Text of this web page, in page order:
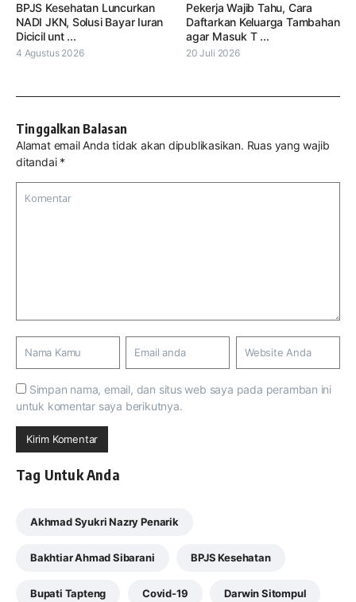
BPJS Kesehatan Luncurkan
NADI JKN, Solusi Bayar Iuran
Dicicil unt ...
4 Agustus 2026
Pekerja Wajib Tahu, Cara
Daftarkan Keluarga Tambahan
agar Masuk T ...
20 Juli 2026
Tinggalkan Balasan
Alamat email Anda tidak akan dipublikasikan. Ruas yang wajib
ditandai *
Simpan nama, email, dan situs web saya pada peramban ini
untuk komentar saya berikutnya.
Tag Untuk Anda
Akhmad Syukri Nazry Penarik
Bakhtiar Ahmad Sibarani BPJS Kesehatan
Bupati Tapteng Covid-19 Darwin Sitompul